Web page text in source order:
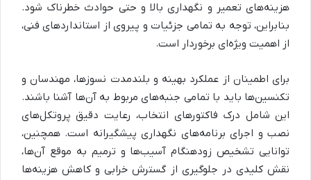
هزینه‌های تعمیر و نگهداری بالا و حتی حوادث خطرناک شود.
بنابراین، توجه به تمامی جزئیات و پیروی از استانداردهای فنی،
از اهمیت ویژه‌ای برخوردار است.
برای اطمینان از عملکرد بهینه و بلندمدت نسوزها، مهندسان و
تکنسین‌ها باید با تمامی جنبه‌های مربوط به آن‌ها آشنا باشند.
این شامل درک فاکتورهای انتخاب، رعایت دقیق پروتکل‌های
نصب و اجرای برنامه‌های نگهداری پیشگیرانه است. همچنین،
توانایی تشخیص زودهنگام آسیب‌ها و ترمیم به موقع آن‌ها،
نقش کلیدی در جلوگیری از گسترش خرابی و کاهش هزینه‌ها